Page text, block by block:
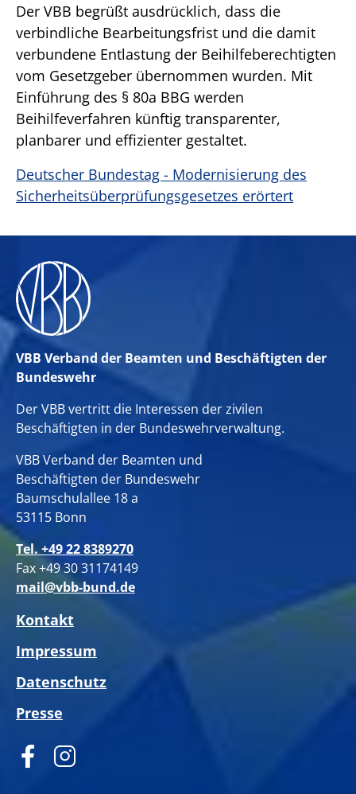
Der VBB begrüßt ausdrücklich, dass die
verbindliche Bearbeitungsfrist und die damit
verbundene Entlastung der Beihilfeberechtigten
vom Gesetzgeber übernommen wurden. Mit
Einführung des § 80a BBG werden
Beihilfeverfahren künftig transparenter,
planbarer und effizienter gestaltet.
Deutscher Bundestag - Modernisierung des
Sicherheitsüberprüfungsgesetzes erörtert
VBB Verband der Beamten und Beschäftigten der
Bundeswehr
Der VBB vertritt die Interessen der zivilen
Beschäftigten in der Bundeswehrverwaltung.
VBB Verband der Beamten und
Beschäftigten der Bundeswehr
Baumschulallee 18 a
53115 Bonn
Tel. +49 22 8389270
Fax +49 30 31174149
mail@vbb-bund.de
Kontakt
Impressum
Datenschutz
Presse